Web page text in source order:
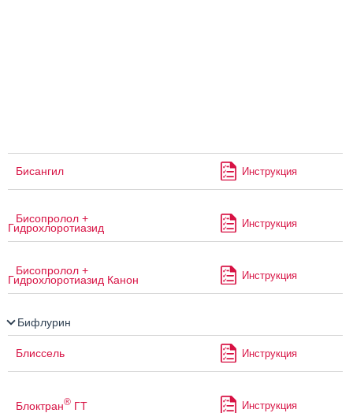
Бисангил Инструкция
Бисопролол +
Гидрохлоротиазид Инструкция
Бисопролол +
Гидрохлоротиазид Канон Инструкция
Бифлурин
Блиссель Инструкция
Блоктран® ГТ Инструкция